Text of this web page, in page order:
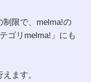
制限で、melma!の
ゴリmelma!」にも
ます。